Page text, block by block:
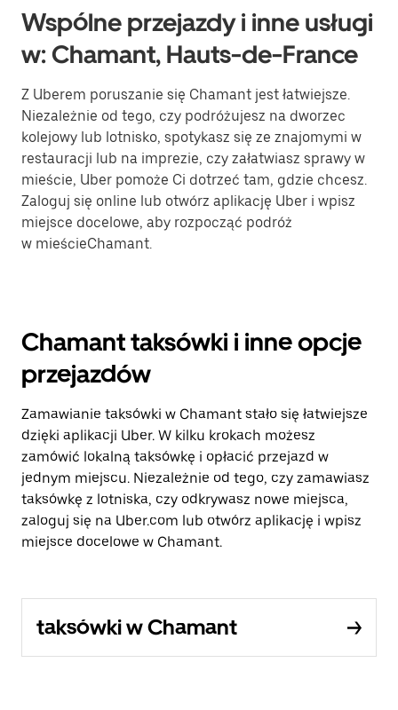
Wspólne przejazdy i inne usługi
w: Chamant, Hauts-de-France
Z Uberem poruszanie się Chamant jest łatwiejsze.
Niezależnie od tego, czy podróżujesz na dworzec
kolejowy lub lotnisko, spotykasz się ze znajomymi w
restauracji lub na imprezie, czy załatwiasz sprawy w
mieście, Uber pomoże Ci dotrzeć tam, gdzie chcesz.
Zaloguj się online lub otwórz aplikację Uber i wpisz
miejsce docelowe, aby rozpocząć podróż
w mieścieChamant.
Chamant taksówki i inne opcje
przejazdów
Zamawianie taksówki w Chamant stało się łatwiejsze
dzięki aplikacji Uber. W kilku krokach możesz
zamówić lokalną taksówkę i opłacić przejazd w
jednym miejscu. Niezależnie od tego, czy zamawiasz
taksówkę z lotniska, czy odkrywasz nowe miejsca,
zaloguj się na Uber.com lub otwórz aplikację i wpisz
miejsce docelowe w Chamant.
taksówki w Chamant